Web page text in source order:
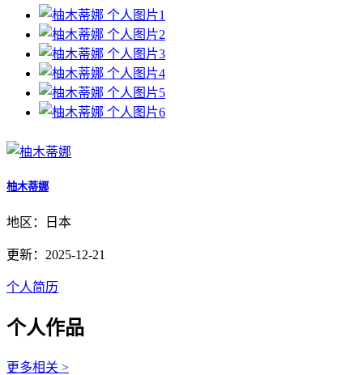
柚木蒂娜
地区：日本
更新：2025-12-21
个人简历
个人作品
更多相关 >